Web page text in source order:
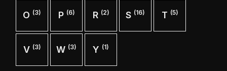
O (3) P (6) R (2) S (16) T (5)
V (3) W (3) Y (1)